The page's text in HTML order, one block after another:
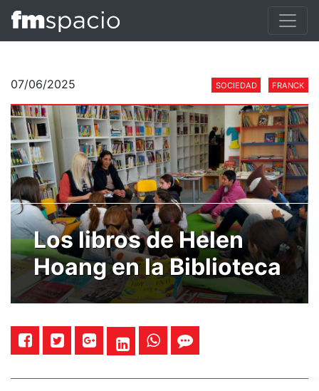
07/06/2025 SOCIEDAD FRANCK
Los libros de Helen
Hoang en la Biblioteca